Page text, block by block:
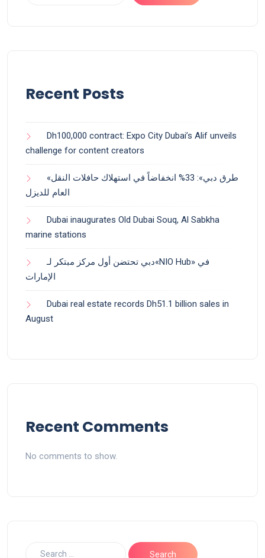
Recent Posts
Dh100,000 contract: Expo City Dubai’s Alif unveils
challenge for content creators
«طرق دبي»: 33% انخفاضاً في استهلاك حافلات النقل
العام للديزل
Dubai inaugurates Old Dubai Souq, Al Sabkha
marine stations
دبي تحتضن أول مركز مبتكر لـ«NIO Hub» في
الإمارات
Dubai real estate records Dh51.1 billion sales in
August
Recent Comments
No comments to show.